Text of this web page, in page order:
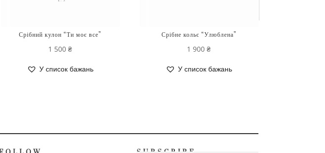
Срібний кулон “Ти моє все”
1 500₴
У список бажань
Срібне кольє “Улюблена”
1 900₴
У список бажань